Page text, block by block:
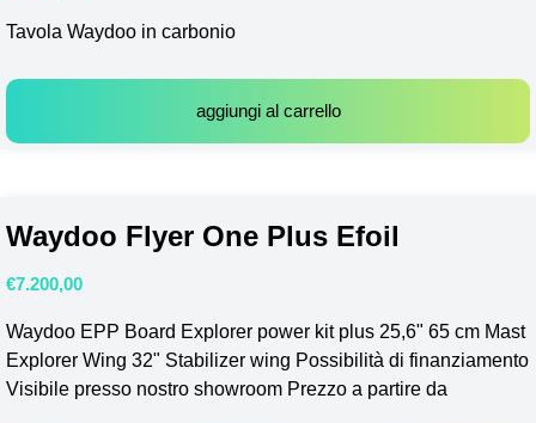
Tavola Waydoo in carbonio
aggiungi al carrello
Waydoo Flyer One Plus Efoil
€7.200,00
Waydoo EPP Board Explorer power kit plus 25,6" 65 cm Mast
Explorer Wing 32" Stabilizer wing Possibilità di finanziamento
Visibile presso nostro showroom Prezzo a partire da